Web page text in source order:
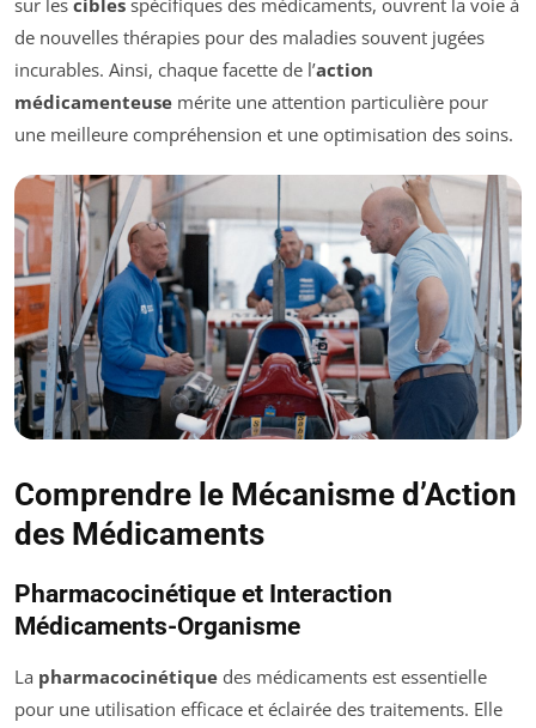
de nouvelles thérapies pour des maladies souvent jugées
incurables. Ainsi, chaque facette de l’action
médicamenteuse mérite une attention particulière pour
une meilleure compréhension et une optimisation des soins.
Comprendre le Mécanisme d’Action
des Médicaments
Pharmacocinétique et Interaction
Médicaments-Organisme
La pharmacocinétique des médicaments est essentielle
pour une utilisation efficace et éclairée des traitements. Elle